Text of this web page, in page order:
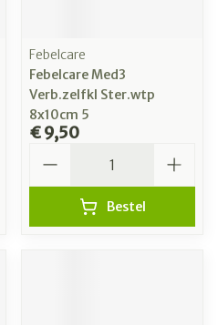
Febelcare
Febelcare Med3
Verb.zelfkl Ster.wtp
8x10cm 5
€ 9,50
Bestel